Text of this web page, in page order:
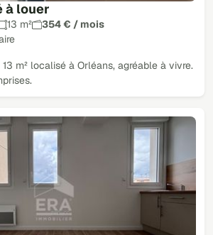
à louer
13 m²
354 € / mois
m² localisé à Orléans, agréable à vivre.